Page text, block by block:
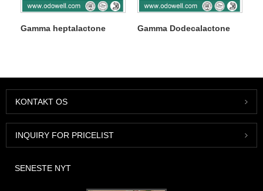
Gamma heptalactone Gamma Dodecalactone
KONTAKT OS
INQUIRY FOR PRICELIST
SENESTE NYT